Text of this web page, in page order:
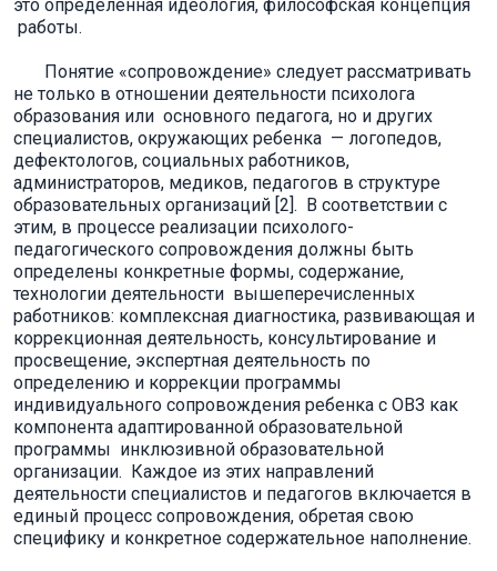
это определенная идеология, философская концепция
работы.
Понятие «сопровождение» следует рассматривать
не только в отношении деятельности психолога
образования или основного педагога, но и других
специалистов, окружающих ребенка — логопедов,
дефектологов, социальных работников,
администраторов, медиков, педагогов в структуре
образовательных организаций [2]. В соответствии с
этим, в процессе реализации психолого-
педагогического сопровождения должны быть
определены конкретные формы, содержание,
технологии деятельности вышеперечисленных
работников: комплексная диагностика, развивающая и
коррекционная деятельность, консультирование и
просвещение, экспертная деятельность по
определению и коррекции программы
индивидуального сопровождения ребенка с ОВЗ как
компонента адаптированной образовательной
программы инклюзивной образовательной
организации. Каждое из этих направлений
деятельности специалистов и педагогов включается в
единый процесс сопровождения, обретая свою
специфику и конкретное содержательное наполнение.